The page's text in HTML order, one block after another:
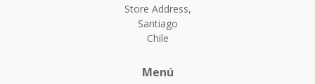
Store Address,
Santiago
Chile
Menú